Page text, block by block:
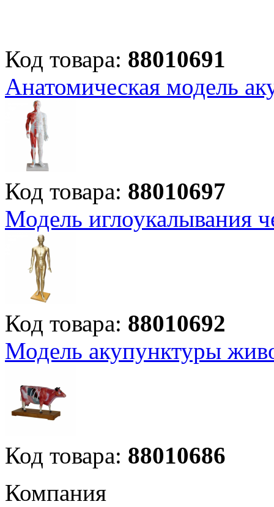
Код товара: 88010691
Анатомическая модель
Код товара: 88010697
Модель иглоукалывания
Код товара: 88010692
Модель акупунктуры
Код товара: 88010686
Компания